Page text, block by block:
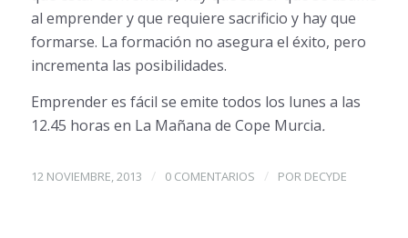
al emprender y que requiere sacrificio y hay que
formarse. La formación no asegura el éxito, pero
incrementa las posibilidades.
Emprender es fácil se emite todos los lunes a las
12.45 horas en La Mañana de Cope Murcia.
12 NOVIEMBRE, 2013 / 0 COMENTARIOS / POR DECYDE